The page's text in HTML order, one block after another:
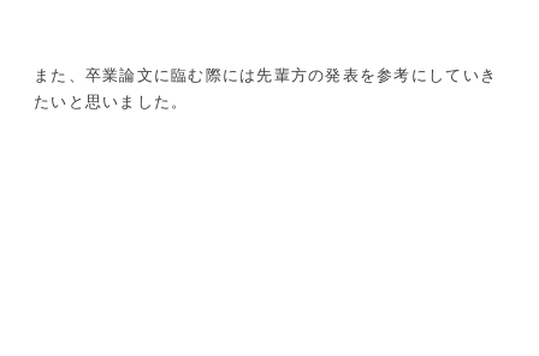
また、卒業論文に臨む際には先輩方の発表を参考にしていき
たいと思いました。